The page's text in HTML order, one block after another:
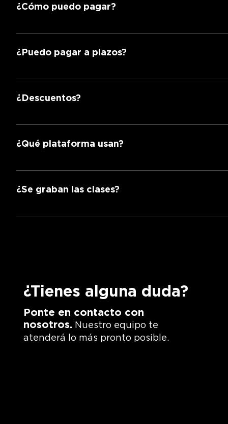
¿Cómo puedo pagar?
Tarjeta de crédito o débito, transferencia, PayPal,
¿Puedo pagar a plazos?
Sí. Solicita a tu asesor el plan de pagos.
¿Descuentos?
¡Sí! Estudiantes de licenciatura y adultos mayores
¿Qué plataforma usan?
En Lawgic® usamos Zoom para los eventos en vivo
¿Se graban las clases?
¡SÍ! Todas nuestras clases se graban
¿Tienes alguna duda?
Ponte en contacto con
nosotros. Nuestro equipo te
atenderá lo más pronto posible.